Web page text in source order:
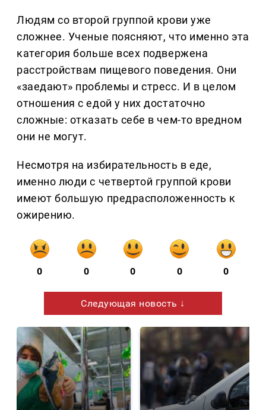
Людям со второй группой крови уже
сложнее. Ученые поясняют, что именно эта
категория больше всех подвержена
расстройствам пищевого поведения. Они
«заедают» проблемы и стресс. И в целом
отношения с едой у них достаточно
сложные: отказать себе в чем-то вредном
они не могут.
Несмотря на избирательность в еде,
именно люди с четвертой группой крови
имеют большую предрасположенность к
ожирению.
0 0 0 0 0
Следующая новость ↓